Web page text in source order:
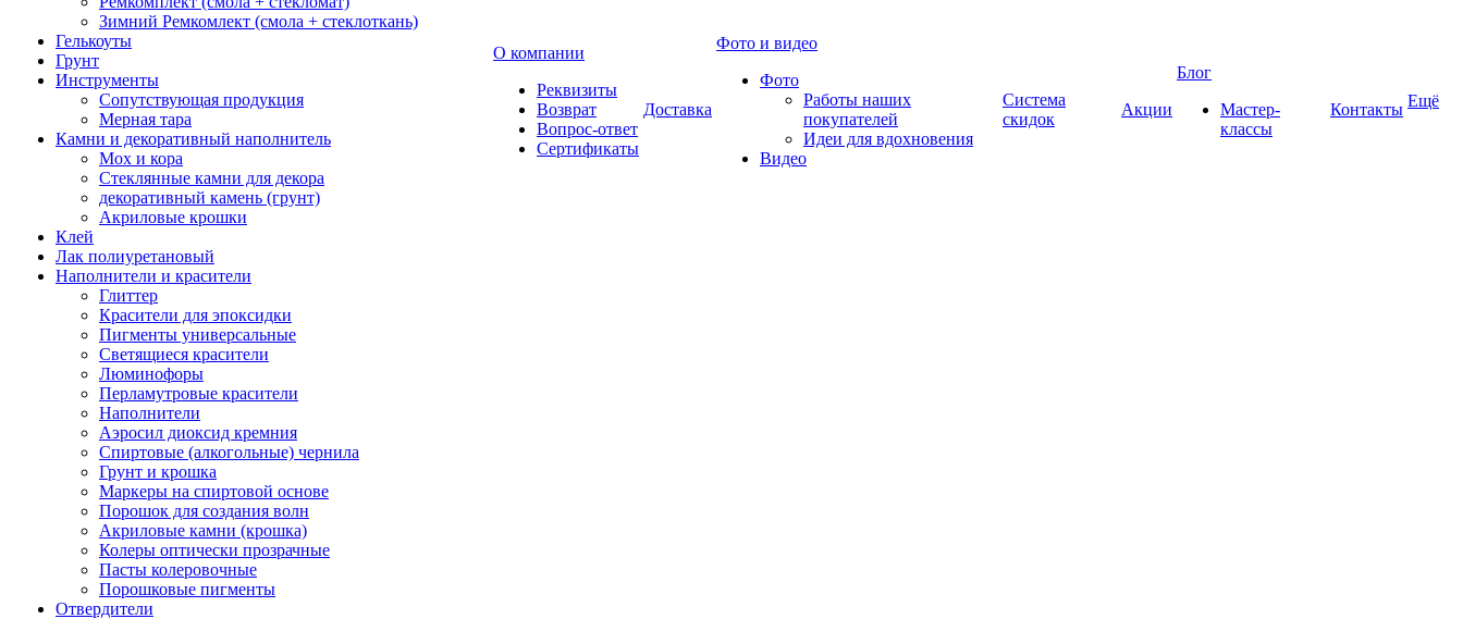
Зимний Ремкомлект (смола + стеклоткань)
Гелькоуты
Грунт
Инструменты
Сопутствующая продукция
Мерная тара
Камни и декоративный наполнитель
Мох и кора
Стеклянные камни для декора
декоративный камень (грунт)
Акриловые крошки
Клей
Лак полиуретановый
Наполнители и красители
Глиттер
Красители для эпоксидки
Пигменты универсальные
Светящиеся красители
Люминофоры
Перламутровые красители
Наполнители
Аэросил диоксид кремния
Спиртовые (алкогольные) чернила
Грунт и крошка
Маркеры на спиртовой основе
Порошок для создания волн
Акриловые камни (крошка)
Колеры оптически прозрачные
Пасты колеровочные
Порошковые пигменты
Отвердители
О компании
Реквизиты
Возврат
Вопрос-ответ
Сертификаты
Доставка
Фото и видео
Фото
Работы наших
покупателей
Идеи для вдохновения
Видео
Система
скидок
Акции
Блог
Мастер-
классы
Контакты Ещё